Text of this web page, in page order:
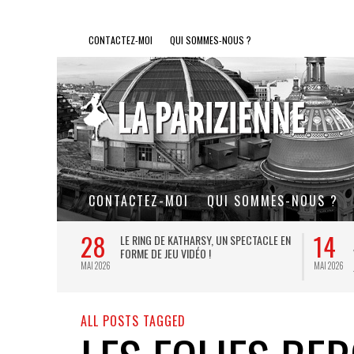
CONTACTEZ-MOI QUI SOMMES-NOUS ?
CONTACTEZ-MOI QUI SOMMES-NOUS ?
28
MAI 2026
LE RING DE KATHARSY, UN SPECTACLE EN
FORME DE JEU VIDÉO !
14
MAI 2026
ALL POSTS TAGGED